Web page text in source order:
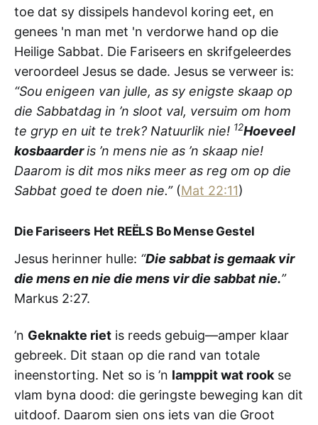
toe dat sy dissipels handevol koring eet, en
genees 'n man met 'n verdorwe hand op die
Heilige Sabbat. Die Fariseers en skrifgeleerdes
veroordeel Jesus se dade. Jesus se verweer is:
“Sou enigeen van julle, as sy enigste skaap op
die Sabbatdag in ’n sloot val, versuim om hom
te gryp en uit te trek? Natuurlik nie! 12Hoeveel
kosbaarderis ’n mens nie as ’n skaap nie!
Daarom is dit mos niks meer as reg om op die
Sabbat goed te doen nie.” (Mat 22:11)
Die Fariseers Het REËLS Bo Mense Gestel
Jesus herinner hulle: “Die sabbat is gemaak vir
die mens en nie die mens vir die sabbat nie.”
Markus 2:27.
’n Geknakte riet is reeds gebuig—amper klaar
gebreek. Dit staan op die rand van totale
ineenstorting. Net so is ’n lamppit wat rook se
vlam byna dood: die geringste beweging kan dit
uitdoof. Daarom sien ons iets van die Groot